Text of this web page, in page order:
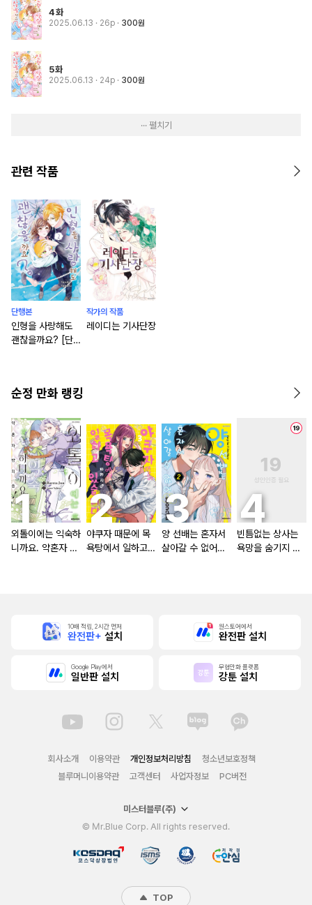
4화
2025.06.13 · 26p 300원
5화
2025.06.13 · 24p 300원
··· 펼치기
관련 작품
단행본
인형을 사랑해도
괜찮을까요? [단
작가의 작품
레이디는 기사단장
순정 만화 랭킹
외톨이에는 익숙하
니까요. 약혼자 방
야쿠자 때문에 목
욕탕에서 일하고
양 선배는 혼자서
살아갈 수 없어
빈틈없는 상사는
욕망을 숨기지 않
10배 적립, 2시간 먼저
완전판+ 설치
원스토어에서
완전판 설치
Google Play에서
일반판 설치
무협만화 플랫폼
강툰 설치
회사소개 이용약관 개인정보처리방침
청소년보호정책
블루머니이용약관
고객센터 사업자정보 PC버전
미스터블루(주)
© Mr.Blue Corp. All rights reserved.
TOP